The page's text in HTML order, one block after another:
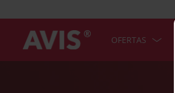
OFERTAS